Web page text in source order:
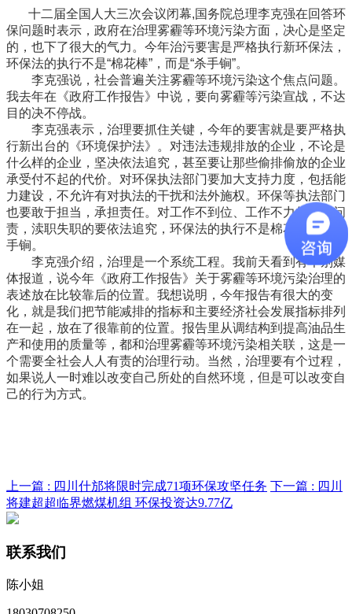
十二届全国人大三次会议闭幕,国务院总理李克强在回答环
保问题时表示，政府在治理雾霾等环境污染方面，决心是坚定
的，也下了很大的气力。今年治污要害是严格执行新环保法，
环保法的执行不是“棉花棒”，而是“杀手锏”。
李克强说，社会普遍关注雾霾等环境污染这个焦点问题。
我去年在《政府工作报告》中说，要向雾霾等污染宣战，不达
目的决不停战。
李克强表示，治理要抓住关键，今年的要害就是要严格执
行新出台的《环境保护法》。对违法违规排放的企业，不论是
什么样的企业，坚决依法追究，甚至要让那些偷排偷放的企业
承受付不起的代价。对环保执法部门要加大支持力度，包括能
力建设，不允许有对执法的干扰和法外施权。环保等执法部门
也要敢于担当，承担责任。对工作不到位、工作不力的也要问
责，渎职失职的要依法追究，环保法的执行不是棉花棒，是杀
手锏。
李克强介绍，治理是一个系统工程。我前天看到有个别媒
体报道，说今年《政府工作报告》关于雾霾等环境污染治理的
表述放在比较靠后的位置。我想说明，今年报告有很大的变
化，就是我们把节能减排的指标和主要经济社会发展指标排列
在一起，放在了很靠前的位置。报告里从调结构到提高油品生
产和使用的质量等，都和治理雾霾等环境污染相关联，这是一
个需要全社会人人有责的治理行动。当然，治理要有个过程，
如果说人一时难以改变自己所处的自然环境，但是可以改变自
己的行为方式。
上一篇 : 四川什邡将限时完成71项环保攻坚任务 下一篇 : 四川
将建超超临界燃煤机组 环保投资达9.77亿
联系我们
陈小姐